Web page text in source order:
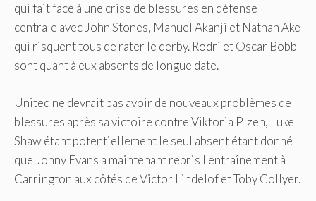
qui fait face à une crise de blessures en défense
centrale avec John Stones, Manuel Akanji et Nathan Ake
qui risquent tous de rater le derby. Rodri et Oscar Bobb
sont quant à eux absents de longue date.
United ne devrait pas avoir de nouveaux problèmes de
blessures après sa victoire contre Viktoria Plzen, Luke
Shaw étant potentiellement le seul absent étant donné
que Jonny Evans a maintenant repris l'entraînement à
Carrington aux côtés de Victor Lindelof et Toby Collyer.